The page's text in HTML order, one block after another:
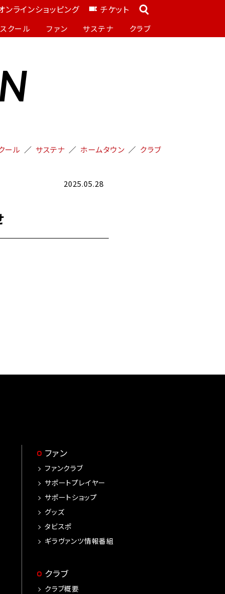
ンラインショッピング チケット
スクール ファン サステナ クラブ
ール サステナ ホームタウン クラブ
2025.05.28
ファン
ファンクラブ
サポートプレイヤー
サポートショップ
グッズ
タビスポ
ギラヴァンツ情報番組
クラブ
クラブ概要